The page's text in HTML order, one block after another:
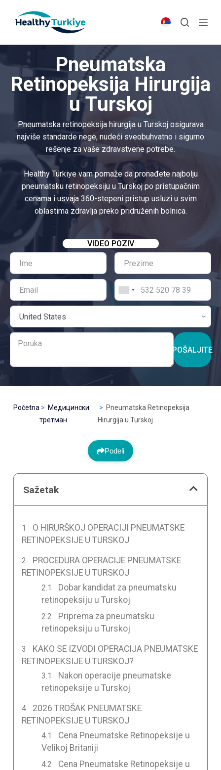
p
t
Pneumatska
Retinopeksija Hirurgija
u Turskoj
Pneumatska retinopeksija hirurgija u Turskoj osigurava
najviše standarde nege, nudeći sveobuhvatno i sigurno
rešenje za vaše zdravstvene potrebe.
Healthy Türkiye vam pomaže da pronađete najbolju
pneumatsku retinopeksiju u Turskoj po pristupačnim
cenama i usvaja 360-stepeni pristup usluzi u svim
oblastima zdravlja preko pridruženih bolnica.
VIDEO POZIV
POŠALJITE
Početna
Медицински
третман
Pneumatska Retinopeksija
Hirurgija u Turskoj
Podeli
Sažetak
O HIRURŠKOJ OPERACIJI PNEUMATSKE
RETINOPEKSIJE U TURSKOJ
PROCEDURA OPERACIJE PNEUMATSKE
RETINOPEKSIJE U TURSKOJ
Dobar kandidat za pneumatsku
retinopeksiju u Turskoj
Priprema za pneumatsku
retinopeksiju u Turskoj
KAKO SE IZVODI OPERACIJA PNEUMATSKE
RETINOPEKSIJE U TURSKOJ?
Nakon operacije pneumatske
retinopeksije u Turskoj
2026 TROŠAK PNEUMATSKE
RETINOPEKSIJE U TURSKOJ
Cena Pneumatske Retinopeksije u
Velikoj Britaniji
Cena Pneumatske Retinopeksije u